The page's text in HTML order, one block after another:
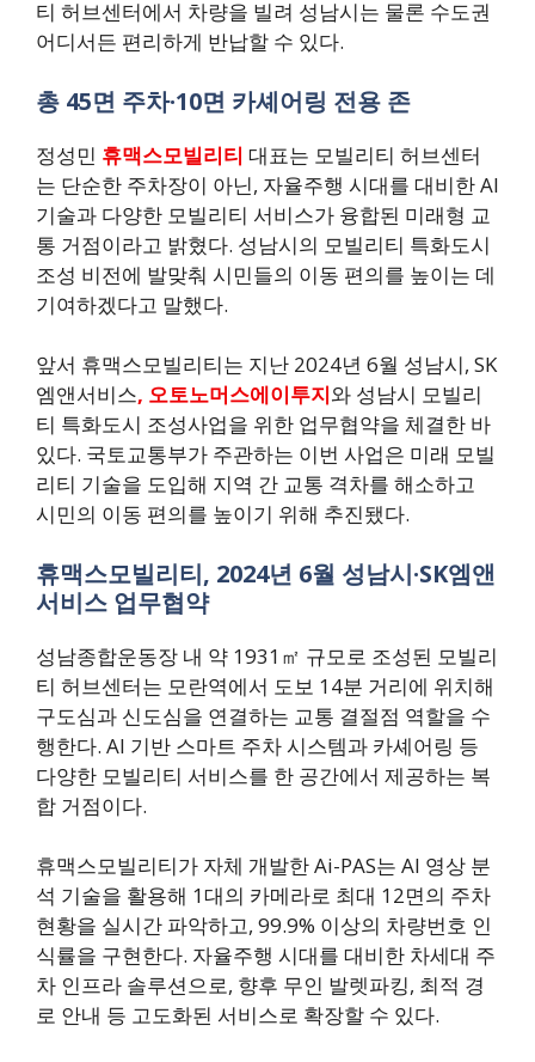
티 허브센터에서 차량을 빌려 성남시는 물론 수도권
어디서든 편리하게 반납할 수 있다.
총 45면 주차·10면 카셰어링 전용 존
정성민 휴맥스모빌리티 대표는 모빌리티 허브센터
는 단순한 주차장이 아닌, 자율주행 시대를 대비한 AI
기술과 다양한 모빌리티 서비스가 융합된 미래형 교
통 거점이라고 밝혔다. 성남시의 모빌리티 특화도시
조성 비전에 발맞춰 시민들의 이동 편의를 높이는 데
기여하겠다고 말했다.
앞서 휴맥스모빌리티는 지난 2024년 6월 성남시, SK
엠앤서비스, 오토노머스에이투지와 성남시 모빌리
티 특화도시 조성사업을 위한 업무협약을 체결한 바
있다. 국토교통부가 주관하는 이번 사업은 미래 모빌
리티 기술을 도입해 지역 간 교통 격차를 해소하고
시민의 이동 편의를 높이기 위해 추진됐다.
휴맥스모빌리티, 2024년 6월 성남시·SK엠앤
서비스 업무협약
성남종합운동장 내 약 1931㎡ 규모로 조성된 모빌리
티 허브센터는 모란역에서 도보 14분 거리에 위치해
구도심과 신도심을 연결하는 교통 결절점 역할을 수
행한다. AI 기반 스마트 주차 시스템과 카셰어링 등
다양한 모빌리티 서비스를 한 공간에서 제공하는 복
합 거점이다.
휴맥스모빌리티가 자체 개발한 Ai-PAS는 AI 영상 분
석 기술을 활용해 1대의 카메라로 최대 12면의 주차
현황을 실시간 파악하고, 99.9% 이상의 차량번호 인
식률을 구현한다. 자율주행 시대를 대비한 차세대 주
차 인프라 솔루션으로, 향후 무인 발렛파킹, 최적 경
로 안내 등 고도화된 서비스로 확장할 수 있다.